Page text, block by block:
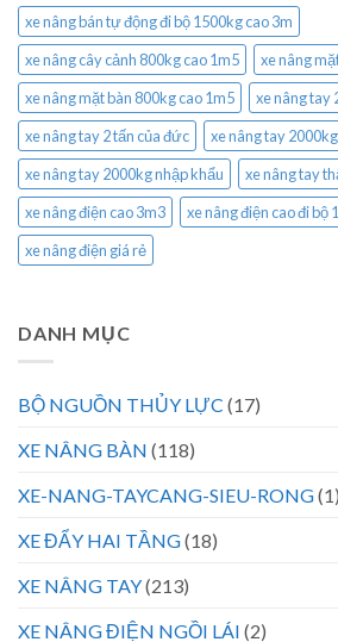
xe nâng bán tự động đi bộ 1500kg cao 3m
xe nâng cây cảnh 800kg cao 1m5
xe nâng
xe nâng mặt bàn 800kg cao 1m5
xe nâng tay
xe nâng tay 2 tấn của đức
xe nâng tay 2000kg
xe nâng tay 2000kg nhập khẩu
xe nâng tay
xe nâng điện cao 3m3
xe nâng điện cao đi bộ
xe nâng điện giá rẻ
DANH MỤC
BỘ NGUỒN THỦY LỰC (17)
XE NÂNG BÀN (118)
XE-NANG-TAYCANG-SIEU-RONG(1)
XE ĐẨY HAI TẦNG(18)
XE NÂNG TAY(213)
XE NÂNG ĐIỆN NGỒI LÁI (2)